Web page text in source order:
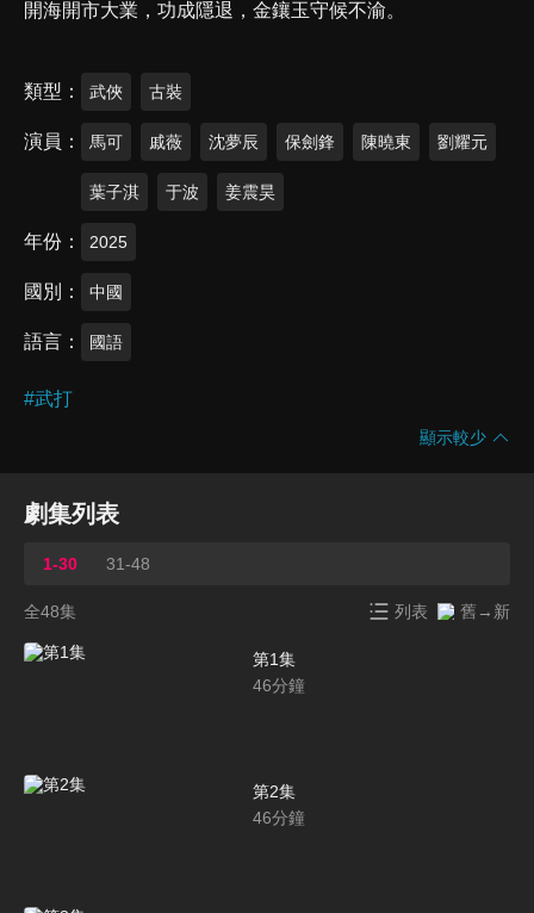
開海開市大業，功成隱退，金鑲玉守候不渝。
類型 武俠 古裝
演員 馬可 戚薇 沈夢辰 保劍鋒 陳曉東 劉耀元
葉子淇 于波 姜震昊
年份 2025
國別 中國
語言 國語
#武打
顯示較少
劇集列表
1-30 31-48
全48集 列表 舊→新
第1集
46分鐘
第2集
46分鐘